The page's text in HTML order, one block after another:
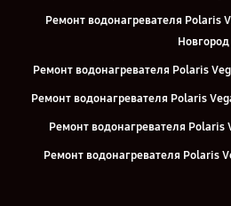
Ремонт водонагревателя Polaris
Новгород
Ремонт водонагревателя Polaris
Ремонт водонагревателя Polaris
Ремонт водонагревателя Polaris
Ремонт водонагревателя Polaris